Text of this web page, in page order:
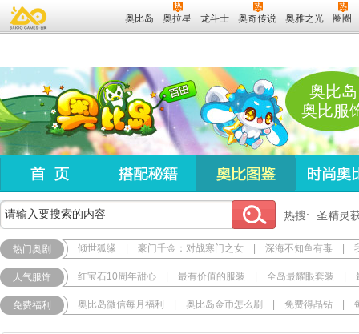
奥比岛 奥拉星 龙斗士 奥奇传说 奥雅之光 圈圈
奥比岛
奥比服
热搜: 圣精灵
热门奥剧 倾世狐缘 豪门千金：对战寒门之女 深海不知鱼有毒
人气服饰 红宝石10周年甜心 最有价值的服装 全岛最耀眼套装
免费福利 奥比岛微信每月福利 奥比岛金币怎么刷 免费得晶钻